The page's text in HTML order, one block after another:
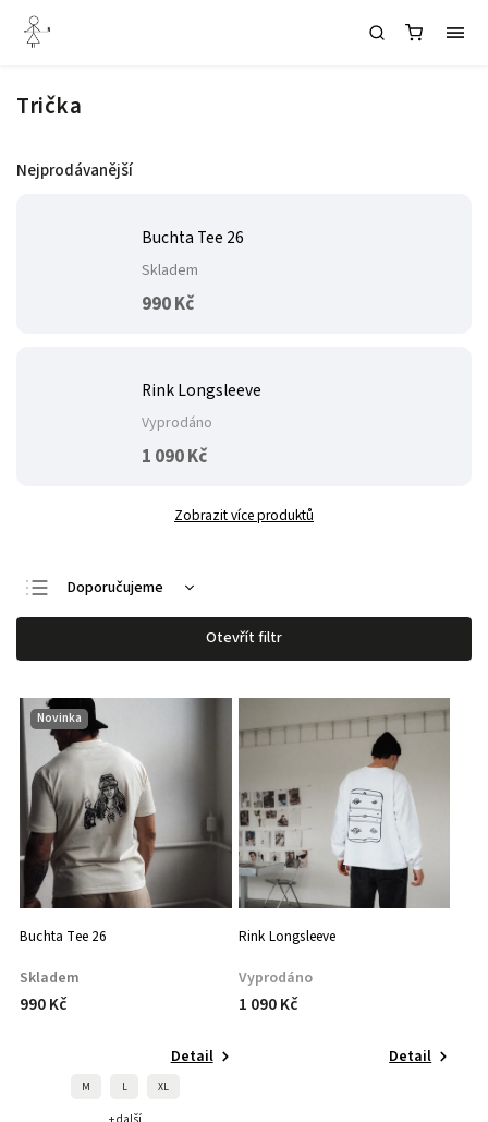
Trička
Nejprodávanější
Buchta Tee 26
Skladem
990 Kč
Rink Longsleeve
Vyprodáno
1 090 Kč
Zobrazit více produktů
Doporučujeme
Nejlevnější
Nejdražší
Nejprodávanější
Abecedně
Otevřít filtr
Novinka
Buchta Tee 26
Skladem
990 Kč
Detail
M L XL
Rink Longsleeve
Vyprodáno
1 090 Kč
Detail